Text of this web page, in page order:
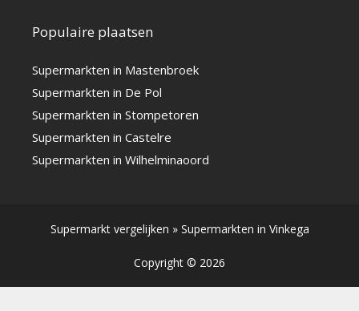
Populaire plaatsen
Supermarkten in Mastenbroek
Supermarkten in De Pol
Supermarkten in Stompetoren
Supermarkten in Castelre
Supermarkten in Wilhelminaoord
Supermarkt vergelijken » Supermarkten in Vinkega
Copyright © 2026